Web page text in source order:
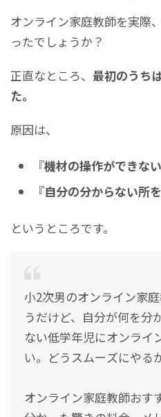
オンライン家庭教師を実際
ったでしょうか？
正直なところ、 最初のうち
た。
原因は、
『機材の操作ができない
『自分の分からない所
というところです。
小2次男のオンライン家
うだけど、自分が何を分
ない低学年児にオンライ
い。どうスムーズにやる
オンライン家庭教師おす